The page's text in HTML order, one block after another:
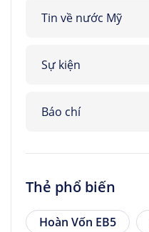
Tin về nước Mỹ
Sự kiện
Báo chí
Thẻ phổ biến
Hoàn Vốn EB5